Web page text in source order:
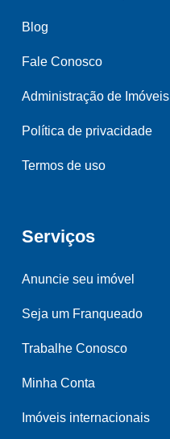
Blog
Fale Conosco
Administração de Imóveis
Política de privacidade
Termos de uso
Serviços
Anuncie seu imóvel
Seja um Franqueado
Trabalhe Conosco
Minha Conta
Imóveis internacionais